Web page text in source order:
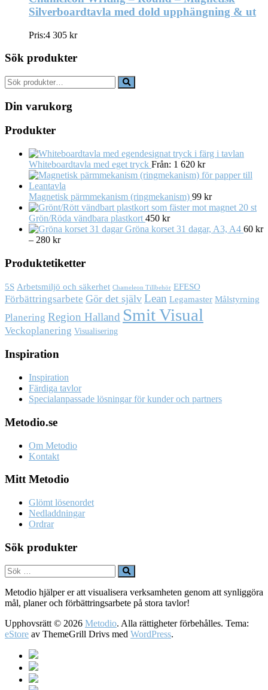
Silverboardtavla med dold upphängning & ut
Pris:4 305 kr
Sök produkter
Sök
efter:
Din varukorg
Produkter
Whiteboardtavla med eget tryck Från: 1 620 kr
Magnetisk pärmmekanism (ringmekanism) 99 kr
20 st
Grön/Röda vändbara plastkort 450 kr
Gröna korset 31 dagar, A3, A4 60 kr
– 280 kr
Produktetiketter
5S Arbetsmiljö och säkerhet Chameleon Tillbehör EFESO
Förbättringsarbete Gör det själv Lean Legamaster Målstyrning
Planering Region Halland Smit Visual
Veckoplanering Visualisering
Inspiration
Inspiration
Färdiga tavlor
Specialanpassade lösningar för kunder och partners
Metodio.se
Om Metodio
Kontakt
Mitt Metodio
Glömt lösenordet
Nedladdningar
Ordrar
Sök produkter
Metodio hjälper er att visualisera verksamheten genom att synliggöra
mål, planer och förbättringsarbete på stora tavlor!
Upphovsrätt © 2026 Metodio. Alla rättigheter förbehålles. Tema:
eStore av ThemeGrill Drivs med WordPress.